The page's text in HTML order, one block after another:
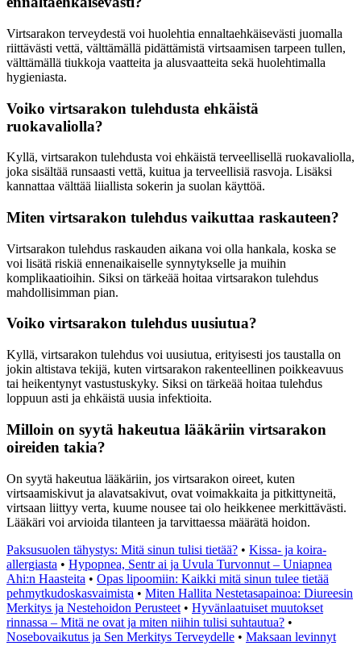
Virtsarakon terveydestä voi huolehtia ennaltaehkäisevästi juomalla
riittävästi vettä, välttämällä pidättämistä virtsaamisen tarpeen tullen,
välttämällä tiukkoja vaatteita ja alusvaatteita sekä huolehtimalla
hygieniasta.
Voiko virtsarakon tulehdusta ehkäistä
ruokavaliolla?
Kyllä, virtsarakon tulehdusta voi ehkäistä terveellisellä ruokavaliolla,
joka sisältää runsaasti vettä, kuitua ja terveellisiä rasvoja. Lisäksi
kannattaa välttää liiallista sokerin ja suolan käyttöä.
Miten virtsarakon tulehdus vaikuttaa raskauteen?
Virtsarakon tulehdus raskauden aikana voi olla hankala, koska se
voi lisätä riskiä ennenaikaiselle synnytykselle ja muihin
komplikaatioihin. Siksi on tärkeää hoitaa virtsarakon tulehdus
mahdollisimman pian.
Voiko virtsarakon tulehdus uusiutua?
Kyllä, virtsarakon tulehdus voi uusiutua, erityisesti jos taustalla on
jokin altistava tekijä, kuten virtsarakon rakenteellinen poikkeavuus
tai heikentynyt vastustuskyky. Siksi on tärkeää hoitaa tulehdus
loppuun asti ja ehkäistä uusia infektioita.
Milloin on syytä hakeutua lääkäriin virtsarakon
oireiden takia?
On syytä hakeutua lääkäriin, jos virtsarakon oireet, kuten
virtsaamiskivut ja alavatsakivut, ovat voimakkaita ja pitkittyneitä,
virtsaan liittyy verta, kuume nousee tai olo heikkenee merkittävästi.
Lääkäri voi arvioida tilanteen ja tarvittaessa määrätä hoidon.
Paksusuolen tähystys: Mitä sinun tulisi tietää? • Kissa- ja koira-
allergiasta • Hypopnea, Sentr ai ja Uvula Turvonnut – Uniapnea
Ahi:n Haasteita • Opas lipoomiin: Kaikki mitä sinun tulee tietää
pehmytkudoskasvaimista • Miten Hallita Nestetasapainoa: Diureesin
Merkitys ja Nestehoidon Perusteet • Hyvänlaatuiset muutokset
rinnassa – Mitä ne ovat ja miten niihin tulisi suhtautua? •
Nosebovaikutus ja Sen Merkitys Terveydelle • Maksaan levinnyt